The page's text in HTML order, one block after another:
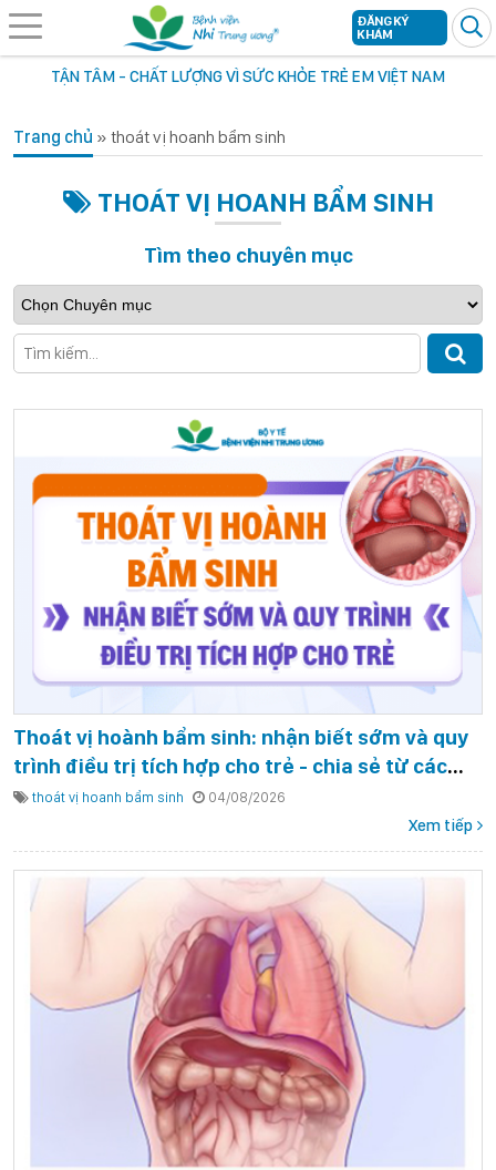
TẬN TÂM - CHẤT LƯỢNG VÌ SỨC KHỎE TRẺ EM VIỆT NAM
ĐĂNG KÝ
KHÁM
Trang chủ » thoát vị hoanh bẩm sinh
THOÁT VỊ HOANH BẨM SINH
Tìm theo chuyên mục
Thoát vị hoành bẩm sinh: nhận biết sớm và quy
trình điều trị tích hợp cho trẻ - chia sẻ từ các
chuyên gia hàng đầu của Bệnh Viện Nhi Trung
thoát vị hoanh bẩm sinh 04/08/2026
Xem tiếp